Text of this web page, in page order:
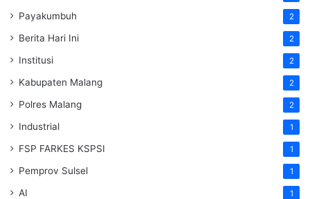
Payakumbuh 2
Berita Hari Ini 2
Institusi 2
Kabupaten Malang 2
Polres Malang 2
Industrial 1
FSP FARKES KSPSI 1
Pemprov Sulsel 1
AI 1